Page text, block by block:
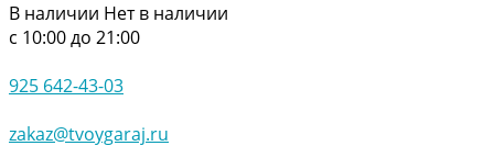
В наличии Нет в наличии
с 10:00 до 21:00
925 642-43-03
zakaz@tvoygaraj.ru